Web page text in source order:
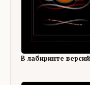
В лабиринте версий